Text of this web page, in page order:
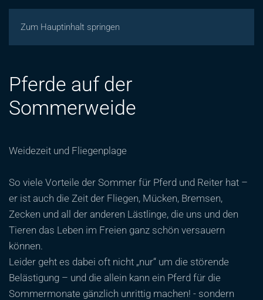
Zum Hauptinhalt springen
Pferde auf der
Sommerweide
Weidezeit und Fliegenplage
So viele Vorteile der Sommer für Pferd und Reiter hat –
er ist auch die Zeit der Fliegen, Mücken, Bremsen,
Zecken und all der anderen Lästlinge, die uns und den
Tieren das Leben im Freien ganz schön versauern
können.
Leider geht es dabei oft nicht „nur“ um die störende
Belästigung – und die allein kann ein Pferd für die
Sommermonate gänzlich unrittig machen! - sondern